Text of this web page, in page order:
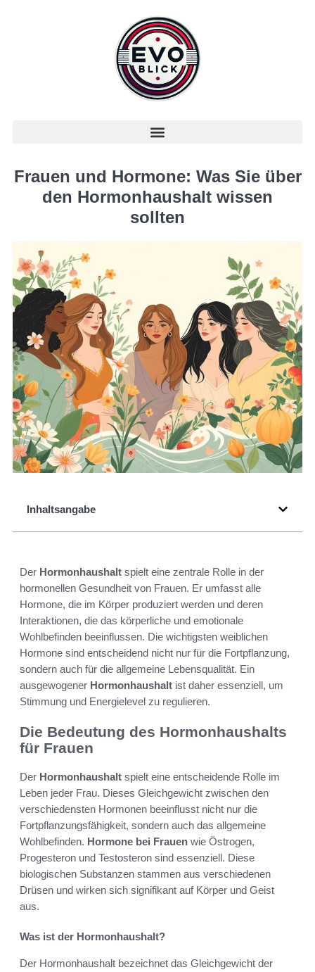
Frauen und Hormone: Was Sie über
den Hormonhaushalt wissen
sollten
Inhaltsangabe
Der Hormonhaushalt spielt eine zentrale Rolle in der
hormonellen Gesundheit von Frauen. Er umfasst alle
Hormone, die im Körper produziert werden und deren
Interaktionen, die das körperliche und emotionale
Wohlbefinden beeinflussen. Die wichtigsten weiblichen
Hormone sind entscheidend nicht nur für die Fortpflanzung,
sondern auch für die allgemeine Lebensqualität. Ein
ausgewogener Hormonhaushalt ist daher essenziell, um
Stimmung und Energielevel zu regulieren.
Die Bedeutung des Hormonhaushalts
für Frauen
Der Hormonhaushalt spielt eine entscheidende Rolle im
Leben jeder Frau. Dieses Gleichgewicht zwischen den
verschiedensten Hormonen beeinflusst nicht nur die
Fortpflanzungsfähigkeit, sondern auch das allgemeine
Wohlbefinden. Hormone bei Frauen wie Östrogen,
Progesteron und Testosteron sind essenziell. Diese
biologischen Substanzen stammen aus verschiedenen
Drüsen und wirken sich signifikant auf Körper und Geist
aus.
Was ist der Hormonhaushalt?
Der Hormonhaushalt bezeichnet das Gleichgewicht der